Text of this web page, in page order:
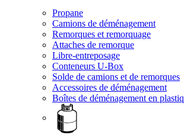
Propane
Camions de déménagement
Remorques et remorquage
Attaches de remorque
Libre-entreposage
Conteneurs U-Box
Solde de camions et de remorques
Accessoires de déménagement
Boîtes de déménagement en